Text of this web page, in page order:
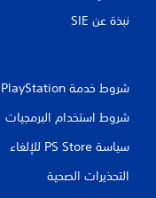
نبذة عن SIE‏
شروط خدمة PlayStation‏
شروط استخدام البرمجيات
سياسة PS Store للإلغاء
التحذيرات الصحية